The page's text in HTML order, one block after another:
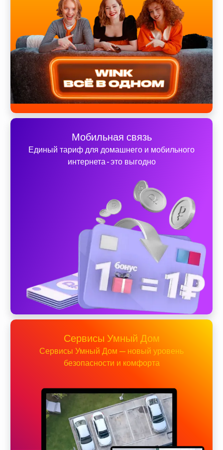
Мобильная связь
Единый тариф для домашнего и мобильного
интернета - это выгодно
Сервисы Умный Дом
Сервисы Умный Дом — новый уровень
безопасности и комфорта